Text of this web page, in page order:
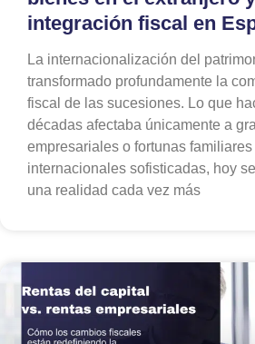
integración fiscal en
La internacionalización del
transformado profundamente la
fiscal de las sucesiones. Lo que
décadas afectaba únicamente a
empresariales o fortunas
internacionales sofisticadas, hoy
una realidad cada vez más